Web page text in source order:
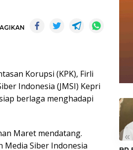
Korupsi (KPK), Firli
Indonesia (JMSI) Kepri
berlaga menghadapi
Maret mendatang.
Media Siber Indonesia
«